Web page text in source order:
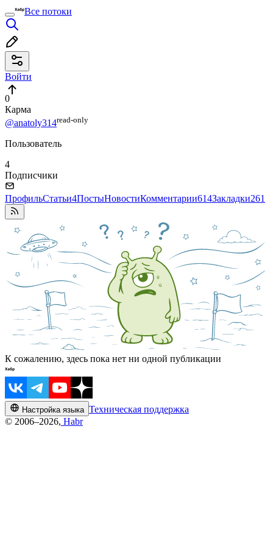
Все потоки
Войти
0
Карма
@anatoly314read⁠-⁠only
Пользователь
4
Подписчики
ПрофильСтатьи4ПостыНовостиКомментарии614Закладки261
К сожалению, здесь пока нет ни одной публикации
Настройка языка Техническая поддержка
© 2006–2026, Habr